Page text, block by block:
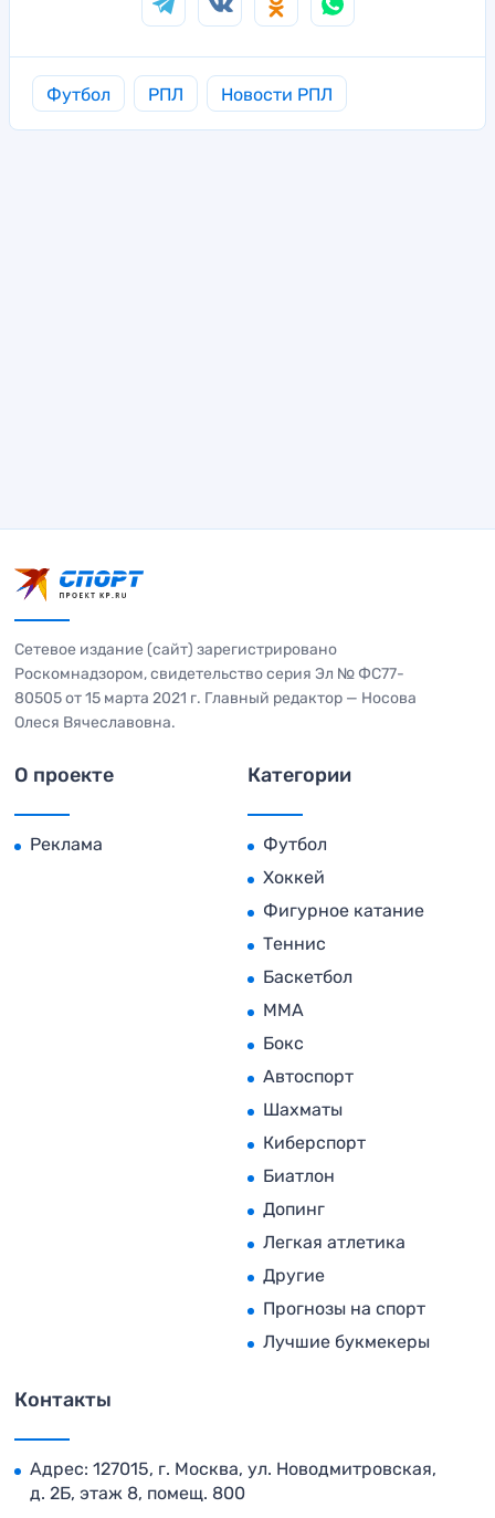
Футбол РПЛ Новости РПЛ
Сетевое издание (сайт) зарегистрировано
Роскомнадзором, свидетельство серия Эл № ФС77-
80505 от 15 марта 2021 г. Главный редактор — Носова
Олеся Вячеславовна.
О проекте
Реклама
Категории
Футбол
Хоккей
Фигурное катание
Теннис
Баскетбол
MMA
Бокс
Автоспорт
Шахматы
Киберспорт
Биатлон
Допинг
Легкая атлетика
Другие
Прогнозы на спорт
Лучшие букмекеры
Контакты
Адрес: 127015, г. Москва, ул. Новодмитровская,
д. 2Б, этаж 8, помещ. 800